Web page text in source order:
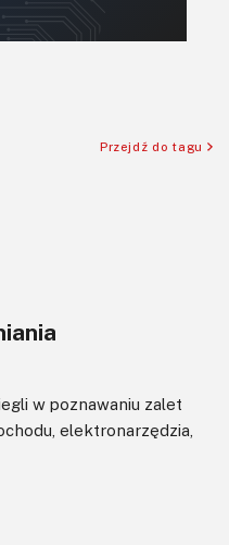
Przejdź do tagu
w poznawaniu zalet
elektronarzędzia,